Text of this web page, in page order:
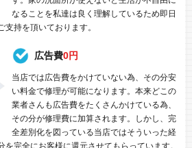
なることを私達は良く理解しているため即日
持を頂いております。
広告費0円
当店では広告費をかけていない為、その分安
い料金で修理が可能になります。本来どこの
業者さんも広告費をたくさんかけている為、
その分が修理費に加算されます。しかし、完
全差別化を図っている当店ではそういった経
完全にお客様に還元させてもらっています。